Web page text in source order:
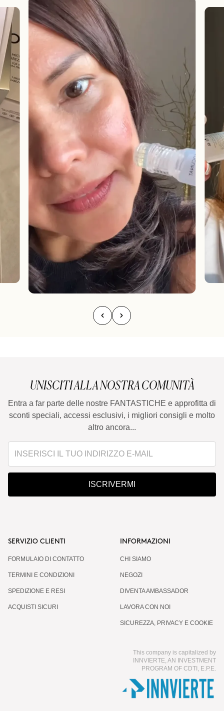
UNISCITI ALLA NOSTRA COMUNITÀ
Entra a far parte delle nostre FANTASTICHE e approfitta di
sconti speciali, accessi esclusivi, i migliori consigli e molto
altro ancora...
ISCRIVERMI
SERVIZIO CLIENTI
FORMULAIO DI CONTATTO
TERMINI E CONDIZIONI
SPEDIZIONE E RESI
ACQUISTI SICURI
INFORMAZIONI
CHI SIAMO
NEGOZI
DIVENTA AMBASSADOR
LAVORA CON NOI
SICUREZZA, PRIVACY E COOKIE
This company is capitalized by
INNVIERTE, AN INVESTMENT
PROGRAM OF CDTI, E.P.E.